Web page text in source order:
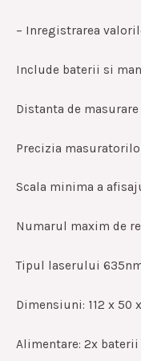
– Inregistrarea
Include baterii si
Distanta de masurare
Precizia
Scala minima a
Numarul maxim de
Tipul laserului
Dimensiuni: 112 x 50
Alimentare: 2x baterii